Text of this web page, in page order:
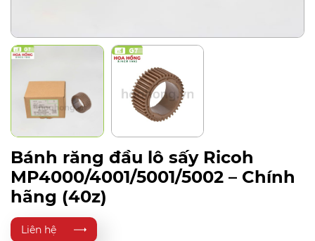
Bánh răng đầu lô sấy Ricoh
MP4000/4001/5001/5002 – Chính
hãng (40z)
Liên hệ